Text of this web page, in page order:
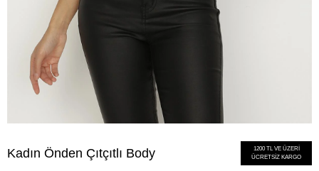
Kadın Önden Çıtçıtlı Body
1200 TL VE ÜZERİ
ÜCRETSİZ KARGO